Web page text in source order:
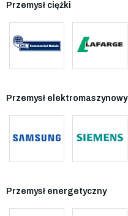
Przemysł ciężki
Przemysł elektromaszynowy
Przemysł energetyczny